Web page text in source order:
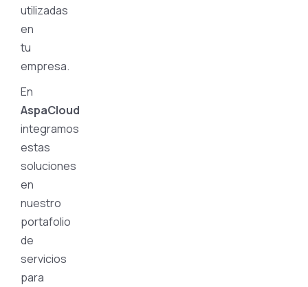
utilizadas
en
tu
empresa.
En
AspaCloud
integramos
estas
soluciones
en
nuestro
portafolio
de
servicios
para